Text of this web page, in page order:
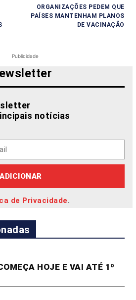
ORGANIZAÇÕES PEDEM QUE
PAÍSES MANTENHAM PLANOS
DE VACINAÇÃO
Publicidade
notícias
ADICIONAR
de Privacidade.
HOJE E VAI ATÉ 1º